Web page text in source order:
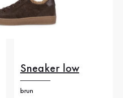
Sneaker low
brun